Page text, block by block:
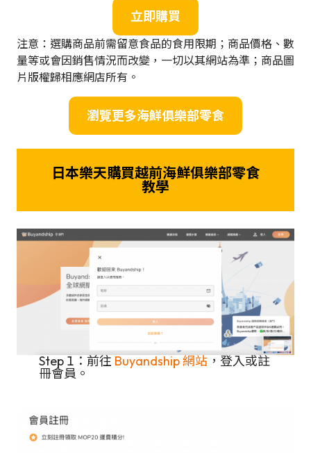
立即購買
注意：選購商品前需留意食品的食用限期；商品價格、數
量等或會因銷售情況而改變，一切以其網站為準；商品圖
片版權歸相應網店所有。
瀏覽更多海鮮俱樂部零食
日本樂天購買越前海鮮俱樂部零食
教學
Step 1：前往 Buyandship 網站 ，登入或註
冊會員。